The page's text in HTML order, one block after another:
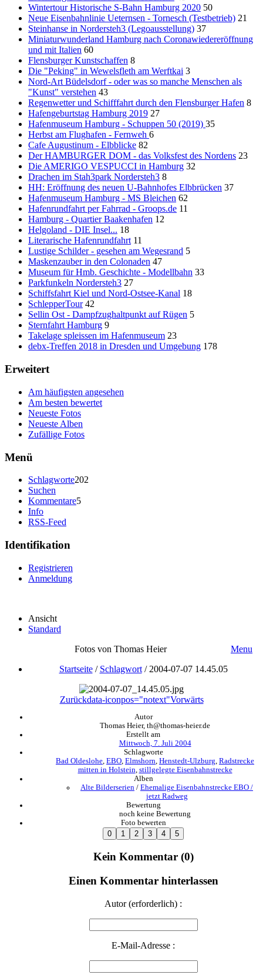
Wintertour Historische S-Bahn Hamburg 2020 50
Neue Eisenbahnlinie Ueternsen - Tornesch (Testbetrieb) 21
Steinhanse in Nordersteh3 (Legoausstellung) 37
Miniaturwunderland Hamburg nach Coronawiedereröffnung
und mit Italien 60
Flensburger Kunstschaffen 8
Die "Peking" in Wewelsfleth am Werftkai 3
Nord-Art Büdelsdorf - oder was so manche Menschen als
"Kunst" verstehen 43
Regenwetter und Schifffahrt durch den Flensburger Hafen 8
Hafengeburtstag Hamburg 2019 27
Hafenmuseum Hamburg - Schuppen 50 (2019) 35
Herbst am Flughafen - Fernweh 6
Cafe Augustinum - Elbblicke 82
Der HAMBURGER DOM - das Volksfest des Nordens 23
Die AMERIGO VESPUCCI in Hamburg 32
Drachen im Stah3park Nordersteh3 8
HH: Eröffnung des neuen U-Bahnhofes Elbbrücken 37
Hafenmuseum Hamburg - MS Bleichen 62
Hafenrundfahrt per Fahrrad - Groops.de 11
Hamburg - Quartier Baakenhafen 12
Helgoland - DIE Insel... 18
Literarische Hafenrundfahrt 11
Lustige Schilder - gesehen am Wegesrand 5
Maskenzauber in den Colonaden 47
Museum für Hmb. Geschichte - Modellbahn 33
Parkfunkeln Nordersteh3 27
Schiffsfahrt Kiel und Nord-Ostsee-Kanal 18
SchlepperTour 42
Sellin Ost - Dampfzughaltpunkt auf Rügen 5
Sternfahrt Hamburg 9
Takelage spleissen im Hafenmuseum 23
debx-Treffen 2018 in Dresden und Umgebung 178
Erweitert
Am häufigsten angesehen
Am besten bewertet
Neueste Fotos
Neueste Alben
Zufällige Fotos
Menü
Schlagworte202
Suchen
Kommentare5
Info
RSS-Feed
Identifikation
Registrieren
Anmeldung
Ansicht
Standard
Fotos von Thomas Heier
Menu
Startseite/ Schlagwort / 2004-07-07 14.45.05
Zurückdata-iconpos="notext"Vorwärts
Autor
Thomas Heier, th@thomas-heier.de
Erstellt am
Mittwoch, 7. Juli 2004
Schlagworte
Bad Oldeslohe EBO Elmshorn Henstedt-Ulzburg Radstrecke
mitten in Holstein stillgelegte Eisenbahnstrecke
Alben
Alte Bilderserien / Ehemalige Eisenbahnstrecke EBO /
jetzt Radweg
Bewertung
noch keine Bewertung
Foto bewerten
Kein Kommentar (0)
Einen Kommentar hinterlassen
Autor (erforderlich) :
E-Mail-Adresse :